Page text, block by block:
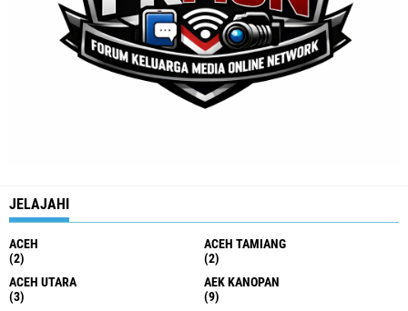
JELAJAHI
ACEH
(2)
ACEH TAMIANG
(2)
ACEH UTARA
(3)
AEK KANOPAN
(9)